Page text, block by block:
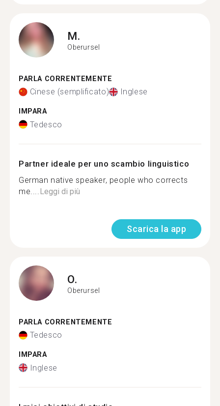
M.
Oberursel
PARLA CORRENTEMENTE
Cinese (semplificato) Inglese
IMPARA
Tedesco
Partner ideale per uno scambio linguistico
German native speaker, people who corrects
me.... Leggi di più
Scarica la app
O.
Oberursel
PARLA CORRENTEMENTE
Tedesco
IMPARA
Inglese